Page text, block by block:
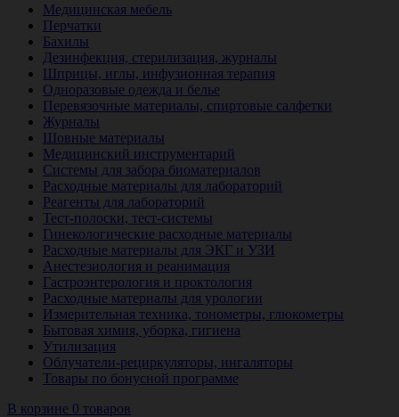
Медицинская мебель
Перчатки
Бахилы
Дезинфекция, стерилизация, журналы
Шприцы, иглы, инфузионная терапия
Одноразовые одежда и белье
Перевязочные материалы, спиртовые салфетки
Журналы
Шовные материалы
Медицинский инструментарий
Системы для забора биоматериалов
Расходные материалы для лабораторий
Реагенты для лабораторий
Тест-полоски, тест-системы
Гинекологические расходные материалы
Расходные материалы для ЭКГ и УЗИ
Анестезиология и реанимация
Гастроэнтерология и проктология
Расходные материалы для урологии
Измерительная техника, тонометры, глюкометры
Бытовая химия, уборка, гигиена
Утилизация
Облучатели-рециркуляторы, ингаляторы
Товары по бонусной программе
В корзине 0 товаров